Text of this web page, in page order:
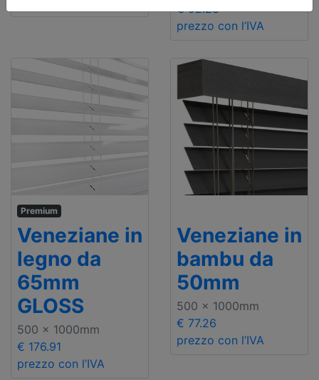
€ 92.23
prezzo con l’IVA
Premium
Veneziane in
legno da
65mm
GLOSS
500 x 1000mm
€ 176.91
prezzo con l’IVA
Veneziane in
bambu da
50mm
500 x 1000mm
€ 77.26
prezzo con l’IVA